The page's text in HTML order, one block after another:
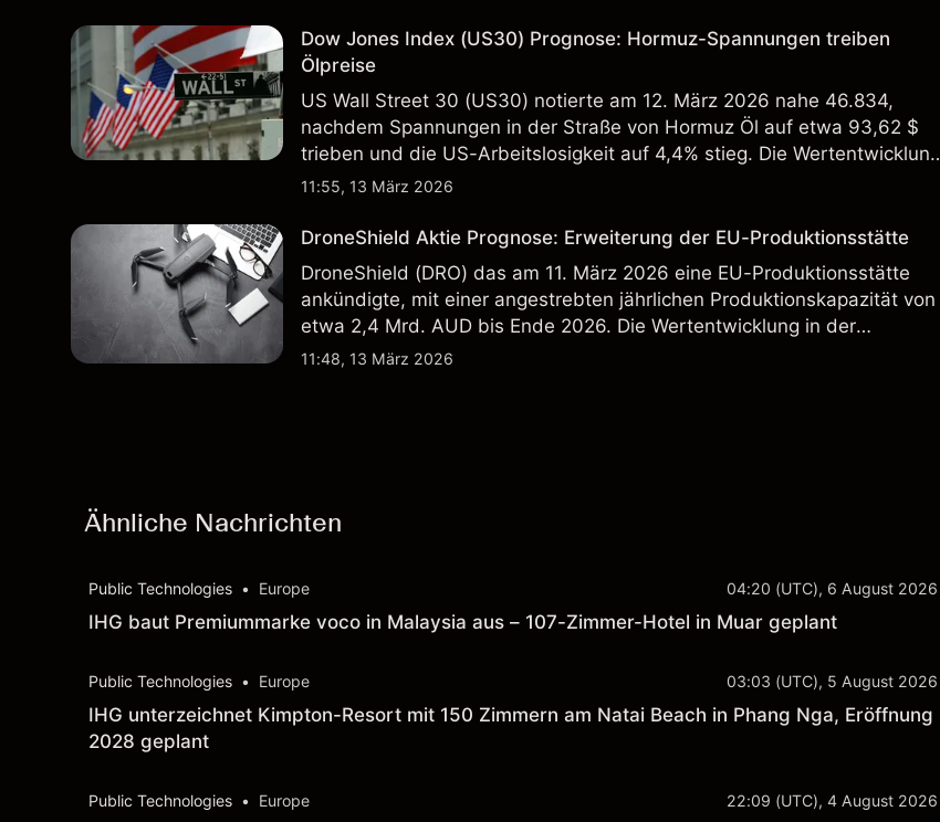
Dow Jones Index (US30) Prognose: Hormuz-Spannungen treiben
Ölpreise
US Wall Street 30 (US30) notierte am 12. März 2026 nahe 46.834,
nachdem Spannungen in der Straße von Hormuz Öl auf etwa 93,62 $
trieben und die US-Arbeitslosigkeit auf 4,4% stieg. Die Wertentwicklung
in der Vergangenheit ist kein verlässlicher Indikator für zukünftige
11:55, 13 März 2026
DroneShield Aktie Prognose: Erweiterung der EU-Produktionsstätte
DroneShield (DRO) das am 11. März 2026 eine EU-Produktionsstätte
ankündigte, mit einer angestrebten jährlichen Produktionskapazität von
etwa 2,4 Mrd. AUD bis Ende 2026. Die Wertentwicklung in der
Vergangenheit ist kein verlässlicher Indikator für zukünftige Ergebnisse.
11:48, 13 März 2026
Ähnliche Nachrichten
Public Technologies • Europe 04:20 (UTC), 6 August 2026
IHG baut Premiummarke voco in Malaysia aus – 107-Zimmer-Hotel in Muar geplant
Public Technologies • Europe 03:03 (UTC), 5 August 2026
IHG unterzeichnet Kimpton-Resort mit 150 Zimmern am Natai Beach in Phang Nga, Eröffnung
2028 geplant
Public Technologies • Europe 22:09 (UTC), 4 August 2026